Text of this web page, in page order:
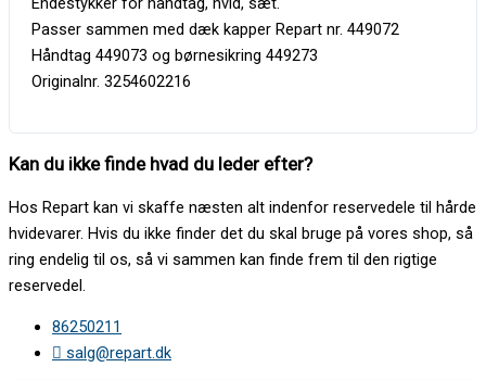
Passer sammen med dæk kapper Repart nr. 449072
Håndtag 449073 og børnesikring 449273
Originalnr. 3254602216
Kan du ikke finde hvad du leder efter?
Hos Repart kan vi skaffe næsten alt indenfor reservedele til hårde
hvidevarer. Hvis du ikke finder det du skal bruge på vores shop, så
ring endelig til os, så vi sammen kan finde frem til den rigtige
reservedel.
86250211
salg@repart.dk